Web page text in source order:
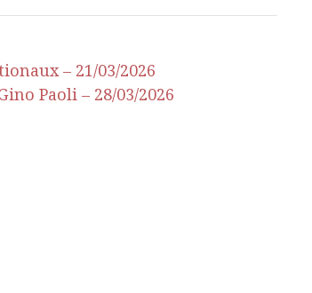
– 21/03/2026
Paoli – 28/03/2026